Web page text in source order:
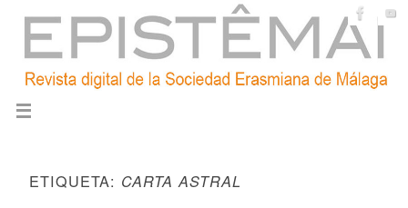
ETIQUETA: CARTA ASTRAL